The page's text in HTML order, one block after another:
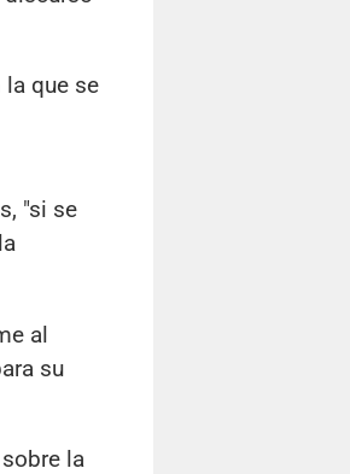
que se
"si se
al
su
la